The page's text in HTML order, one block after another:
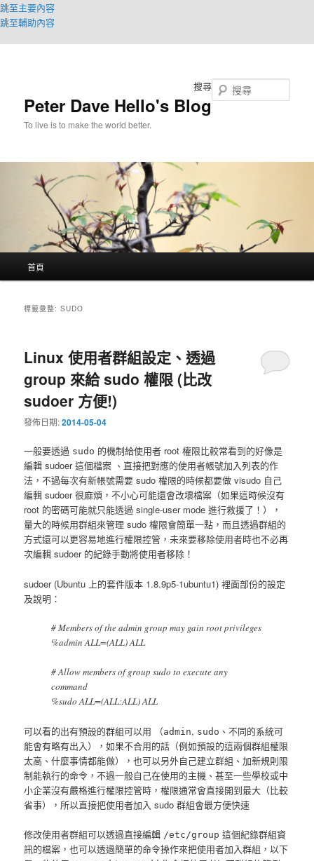
跳至主要內容
跳至輔助內容
Peter Dave Hello's Blog
To live is to make the world better.
搜尋
首頁
標籤彙整:SUDO
Linux 使用者群組設定、透過
group 來給 sudo 權限 (比改
sudoer 方便!)
發佈日期:2014-05-04
一般要透過 sudo 的機制給使用者 root 權限比較常看到的好像是
編輯 sudoer 這個檔案 、直接把對應的使用者帳號加入列表的作
法，不過每次有新帳號需要 sudo 權限的時候都要做 visudo 自己
編輯 sudoer 很麻煩，不小心可能還會改壞檔案（如果這時候沒有
root 的密碼可能就只能透過 single-user mode 進行救援了！），
量大的時候用群組來管理 sudo 權限會簡單一點，而且透過群組的
方式還可以更容易地進行權限控管，未來要移除使用者時也不必再
次編輯 sudoer 的紀錄手動將使用者移除！
sudoer (Ubuntu 上的套件版本 1.8.9p5-1ubuntu1) 裡面部份的設定
及說明：
# Members of the admin group may gain root privileges
%admin ALL=(ALL) ALL
# Allow members of group sudo to execute any
command
%sudo ALL=(ALL:ALL) ALL
可以看的出有預設的群組可以用 （admin, sudo 、不同的系統可
能會有略有出入），如果不合用的話（例如預設的這兩個群組權限
太高、什麼事情都能做），也可以另外自己建立群組、加新規則限
制能執行的命令，不過一般自己在使用的主機、甚至一些學校或中
小企業沒有嚴格進行權限控管時，權限通常會直接開到最大（比較
省事），所以直接把使用者加入 sudo 群組會最方便快速
修改使用者群組可以透過直接編輯 /etc/group 這個紀錄群組資
訊的檔案，也可以透過簡單的命令操作來把使用者加入群組，以下